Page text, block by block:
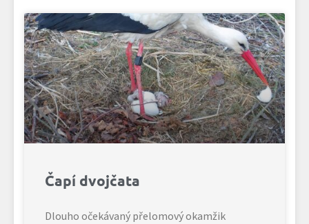
Čapí dvojčata
Dlouho očekávaný přelomový okamžik